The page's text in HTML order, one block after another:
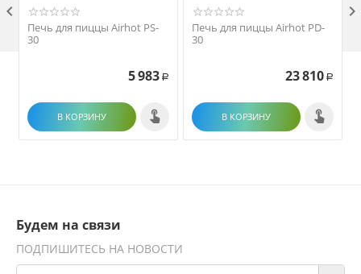
Печь для пиццы Airhot PS-
30
5 983 Р
В КОРЗИНУ
Печь для пиццы Airhot PD-
30
23 810 Р
В КОРЗИНУ
 
Будем на связи
ПОДПИШИТЕСЬ НА НОВОСТИ